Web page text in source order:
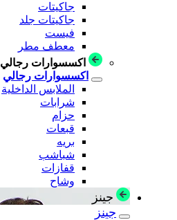
جاكيتات
جاكيتات جلد
فيست
معطف مطر
اكسسوارات رجالي
اكسسوارات رجالي
الملابس الداخلية
شرابات
حزام
قبعات
بريه
شباشب
قفازات
وشاح
جينز
جينز